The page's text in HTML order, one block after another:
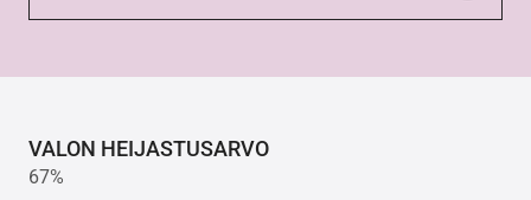
VALON HEIJASTUSARVO
67%